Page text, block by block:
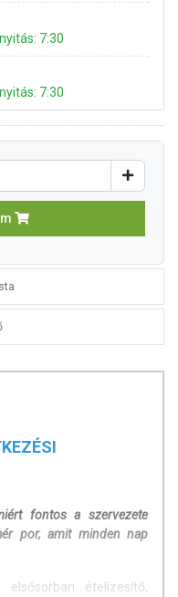
7:30
7:30
fontos a szervezete
por, amit minden nap
ételízesítő,